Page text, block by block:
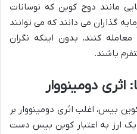
مانند دوج کوین که نوسانات
گذاران می دانند که می توانند
کنند، بدون اینکه نگران
باشند.
اثری دومینووار
بیس، اغلب اثری دومینووار بر
یک ارز به اعتبار کوین بیس دست